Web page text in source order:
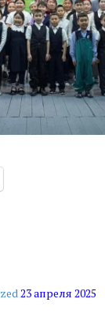
23 апреля 2025